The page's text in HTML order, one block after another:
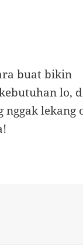
buat bikin
lo,
nggak lekang